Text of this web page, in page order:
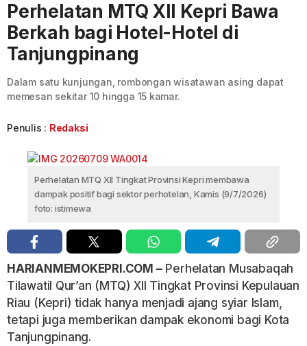
Perhelatan MTQ XII Kepri Bawa
Berkah bagi Hotel-Hotel di
Tanjungpinang
Dalam satu kunjungan, rombongan wisatawan asing dapat
memesan sekitar 10 hingga 15 kamar.
Penulis : Redaksi
Perhelatan MTQ XII Tingkat Provinsi Kepri membawa
dampak positif bagi sektor perhotelan, Kamis (9/7/2026)
foto: istimewa
HARIANMEMOKEPRI.COM –Perhelatan Musabaqah
Tilawatil Qur’an (MTQ) XII Tingkat Provinsi Kepulauan
Riau (Kepri) tidak hanya menjadi ajang syiar Islam,
tetapi juga memberikan dampak ekonomi bagi Kota
Tanjungpinang.